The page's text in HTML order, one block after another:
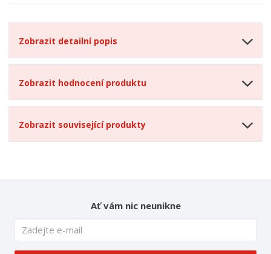
Zobrazit detailní popis
Zobrazit hodnocení produktu
Zobrazit související produkty
Ať vám nic neunikne